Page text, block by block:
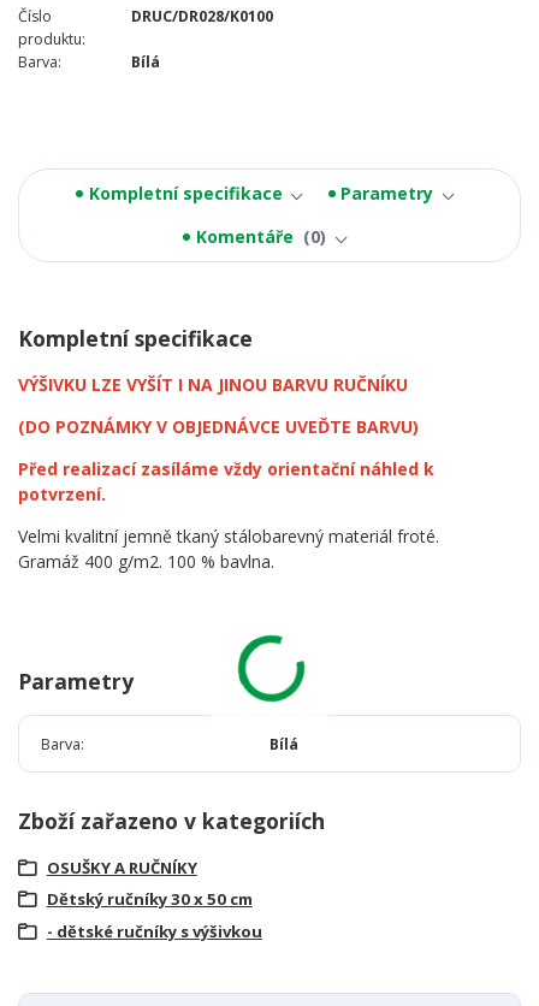
Číslo
produktu:
DRUC/DR028/K0100
Barva: Bílá
Kompletní specifikace
Parametry
Komentáře
0
Kompletní specifikace
VÝŠIVKU LZE VYŠÍT I NA JINOU BARVU RUČNÍKU
(DO POZNÁMKY V OBJEDNÁVCE UVEĎTE BARVU)
Před realizací zasíláme vždy orientační náhled k
potvrzení.
Velmi kvalitní jemně tkaný stálobarevný materiál froté.
Gramáž 400 g/m2. 100 % bavlna.
Parametry
Barva Bílá
Zboží zařazeno v kategoriích
OSUŠKY A RUČNÍKY
Dětský ručníky 30 x 50 cm
- dětské ručníky s výšivkou